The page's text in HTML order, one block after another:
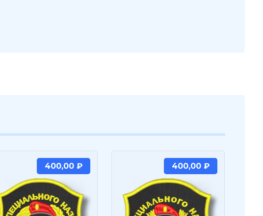
400,00 ₽ 400,00 ₽